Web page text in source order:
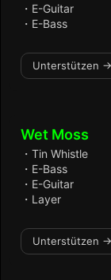
・E-Guitar
・E-Bass
Unterstützen
Wet Moss
・Tin Whistle
・E-Bass
・E-Guitar
・Layer
Unterstützen